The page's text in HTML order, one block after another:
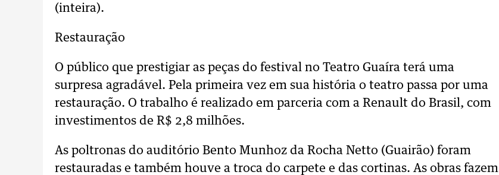
(inteira).
Restauração
O público que prestigiar as peças do festival no Teatro Guaíra terá uma
surpresa agradável. Pela primeira vez em sua história o teatro passa por uma
restauração. O trabalho é realizado em parceria com a Renault do Brasil, com
investimentos de R$ 2,8 milhões.
As poltronas do auditório Bento Munhoz da Rocha Netto (Guairão) foram
restauradas e também houve a troca do carpete e das cortinas. As obras fazem